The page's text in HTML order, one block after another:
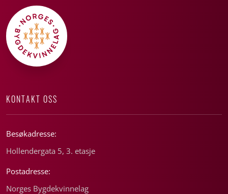
KONTAKT OSS
Besøkadresse:
Hollendergata 5, 3. etasje
Postadresse:
Norges Bygdekvinnelag